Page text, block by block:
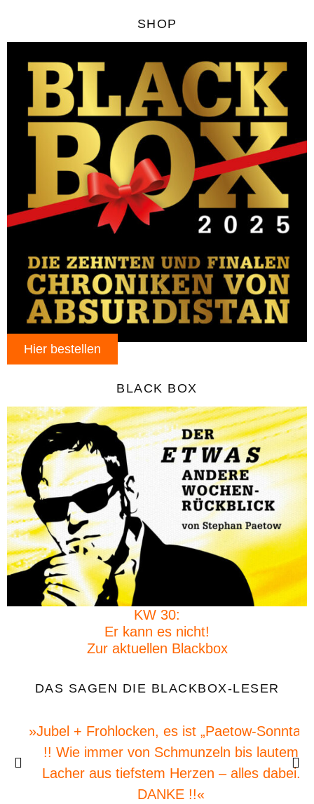
SHOP
Hier bestellen
BLACK BOX
KW 30:
Er kann es nicht!
Zur aktuellen Blackbox
DAS SAGEN DIE BLACKBOX-LESER
»Jubel + Frohlocken, es ist „Paetow-Sonntag“
!! Wie immer von Schmunzeln bis lautem
Lacher aus tiefstem Herzen – alles dabei.
DANKE !!«